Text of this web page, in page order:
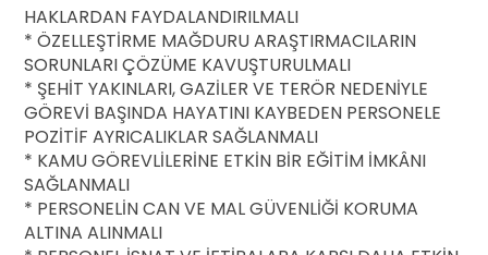
HAKLARDAN FAYDALANDIRILMALI
* ÖZELLEŞTİRME MAĞDURU ARAŞTIRMACILARIN
SORUNLARI ÇÖZÜME KAVUŞTURULMALI
* ŞEHİT YAKINLARI, GAZİLER VE TERÖR NEDENİYLE
GÖREVİ BAŞINDA HAYATINI KAYBEDEN PERSONELE
POZİTİF AYRICALIKLAR SAĞLANMALI
* KAMU GÖREVLİLERİNE ETKİN BİR EĞİTİM İMKÂNI
SAĞLANMALI
* PERSONELİN CAN VE MAL GÜVENLİĞİ KORUMA
ALTINA ALINMALI